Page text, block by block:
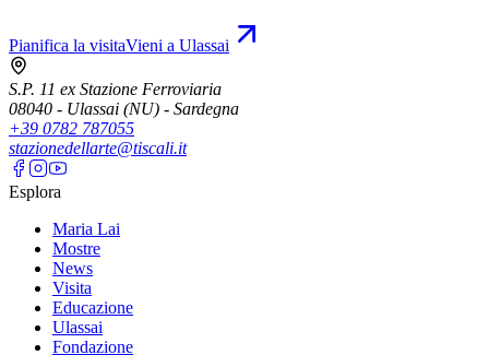
Pianifica la visitaVieni a Ulassai
S.P. 11 ex Stazione Ferroviaria
08040 - Ulassai (NU) - Sardegna
+39 0782 787055
stazionedellarte@tiscali.it
Esplora
Maria Lai
Mostre
News
Visita
Educazione
Ulassai
Fondazione